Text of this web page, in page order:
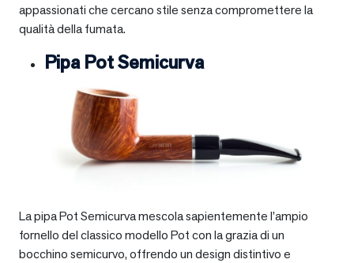
appassionati che cercano stile senza compromettere la
qualità della fumata.
Pipa Pot Semicurva
La pipa Pot Semicurva mescola sapientemente l’ampio
fornello del classico modello Pot con la grazia di un
bocchino semicurvo, offrendo un design distintivo e